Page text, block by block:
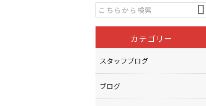
カテゴリー
スタッフブログ
ブログ